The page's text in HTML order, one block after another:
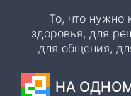
основному
содержанию
То, что нужно
здоровья, для
для общения,
НА